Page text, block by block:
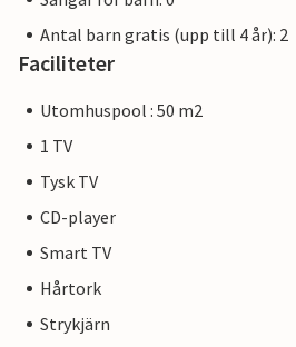
Antal barn gratis (upp till 4 år): 2
Faciliteter
Utomhuspool : 50 m2
1 TV
Tysk TV
CD-player
Smart TV
Hårtork
Strykjärn